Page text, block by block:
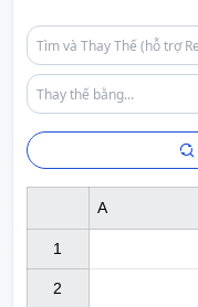
1
2
A